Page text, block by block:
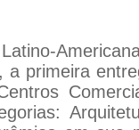
primeira